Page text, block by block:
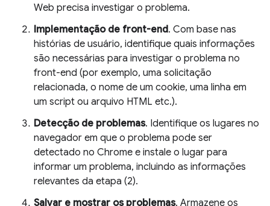
Web precisa investigar o problema.
Implementação de front-end. Com base nas
histórias de usuário, identifique quais informações
são necessárias para investigar o problema no
front-end (por exemplo, uma solicitação
relacionada, o nome de um cookie, uma linha em
um script ou arquivo HTML etc.).
Detecção de problemas. Identifique os lugares no
navegador em que o problema pode ser
detectado no Chrome e instale o lugar para
informar um problema, incluindo as informações
relevantes da etapa (2).
Salvar e mostrar os problemas. Armazene os